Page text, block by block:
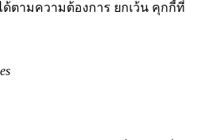
ตามความต้องการ ยกเว้น คุกกี้ที่